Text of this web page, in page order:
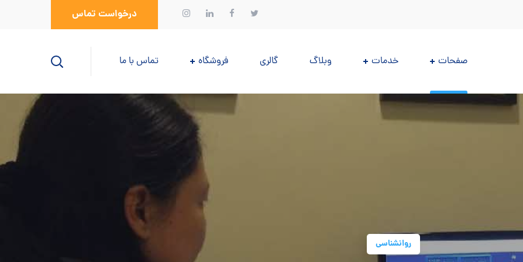
درخواست تماس
صفحات خدمات وبلاگ گالری فروشگاه تماس با ما
روانشناسی